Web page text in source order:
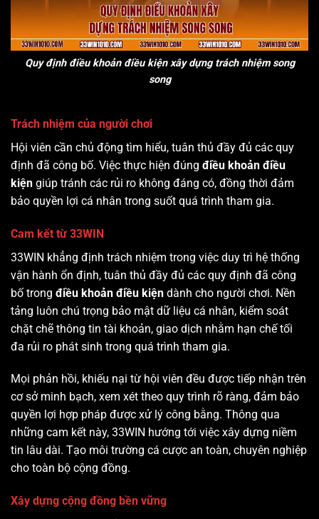
Quy định điều khoản điều kiện xây dựng trách nhiệm song
song
Trách nhiệm của người chơi
Hội viên cần chủ động tìm hiểu, tuân thủ đầy đủ các quy
định đã công bố. Việc thực hiện đúng điều khoản điều
kiện giúp tránh các rủi ro không đáng có, đồng thời đảm
bảo quyền lợi cá nhân trong suốt quá trình tham gia.
Cam kết từ 33WIN
33WIN khẳng định trách nhiệm trong việc duy trì hệ thống
vận hành ổn định, tuân thủ đầy đủ các quy định đã công
bố trong điều khoản điều kiện dành cho người chơi. Nền
tảng luôn chú trọng bảo mật dữ liệu cá nhân, kiểm soát
chặt chẽ thông tin tài khoản, giao dịch nhằm hạn chế tối
đa rủi ro phát sinh trong quá trình tham gia.
Mọi phản hồi, khiếu nại từ hội viên đều được tiếp nhận trên
cơ sở minh bạch, xem xét theo quy trình rõ ràng, đảm bảo
quyền lợi hợp pháp được xử lý công bằng. Thông qua
những cam kết này, 33WIN hướng tới việc xây dựng niềm
tin lâu dài. Tạo môi trường cá cược an toàn, chuyên nghiệp
cho toàn bộ cộng đồng.
Xây dựng cộng đồng bền vững